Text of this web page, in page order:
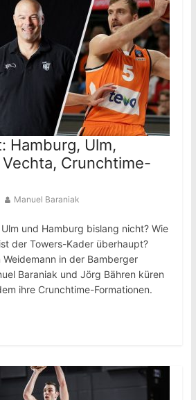
Hamburg, Ulm,
Crunchtime-
Manuel Baraniak
und Hamburg bislang nicht? Wie
der Towers-Kader überhaupt?
in der Bamberger
Baraniak und Jörg Bähren küren
ihre Crunchtime-Formationen.